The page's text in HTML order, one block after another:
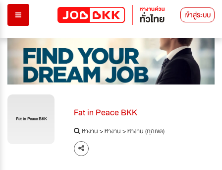
เข้าสู่ระบบ
Fat in Peace BKK Fat in Peace BKK
หางาน>หางาน>หางาน (ทุกเขต)